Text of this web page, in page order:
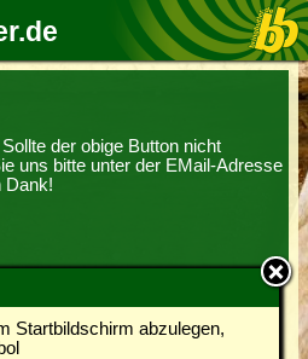
Startbildschirm abzulegen,